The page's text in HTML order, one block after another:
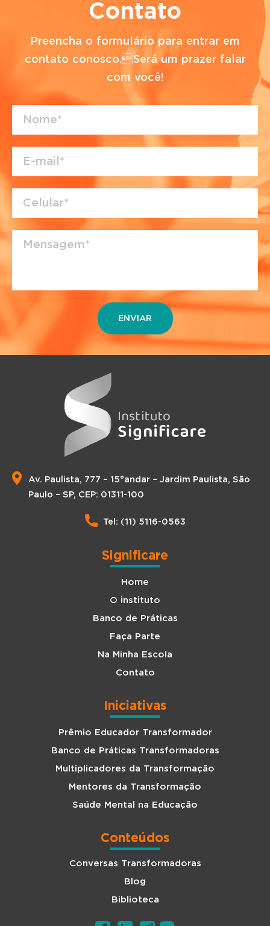
Contato
Preencha o formulário para entrar em
contato conosco.Será um prazer falar
com você!
Av. Paulista, 777 – 15°andar – Jardim Paulista, São
Paulo – SP, CEP: 01311-100
Tel: (11) 5116-0563
Significare
Home
O instituto
Banco de Práticas
Faça Parte
Na Minha Escola
Contato
Iniciativas
Prêmio Educador Transformador
Banco de Práticas Transformadoras
Multiplicadores da Transformação
Mentores da Transformação
Saúde Mental na Educação
Conteúdos
Conversas Transformadoras
Blog
Biblioteca